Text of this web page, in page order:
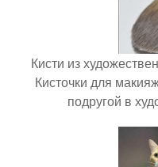
Кисти из
Кисточки для
подругой в